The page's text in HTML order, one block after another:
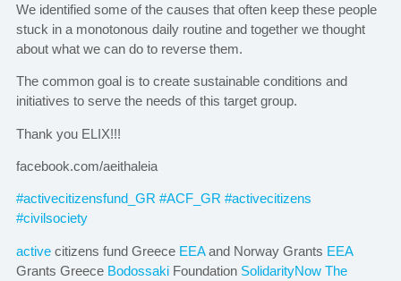
We identified some of the causes that often keep these people
stuck in a monotonous daily routine and together we thought
about what we can do to reverse them.
The common goal is to create sustainable conditions and
initiatives to serve the needs of this target group.
Thank you ELIX!!!
facebook.com/aeithaleia
#activecitizensfund_GR #ACF_GR #activecitizens
#civilsociety
activecitizens fund Greece EEAand Norway Grants EEA
Grants Greece BodossakiFoundation SolidarityNow The